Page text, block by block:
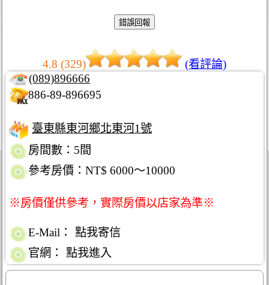
4.8 (329)
(看評論)
(089)896666
886-89-896695
臺東縣東河鄉北東河1號
房間數：5間
參考房價：NT$ 6000～10000
※房價僅供參考，實際房價以店家為準※
E-Mail：
點我寄信
官網：
點我進入